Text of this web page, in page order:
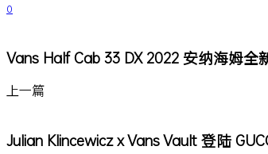
0
Vans Half Cab 33 DX 2022 安纳海姆全
上一篇
Julian Klincewicz x Vans Vault 登陆